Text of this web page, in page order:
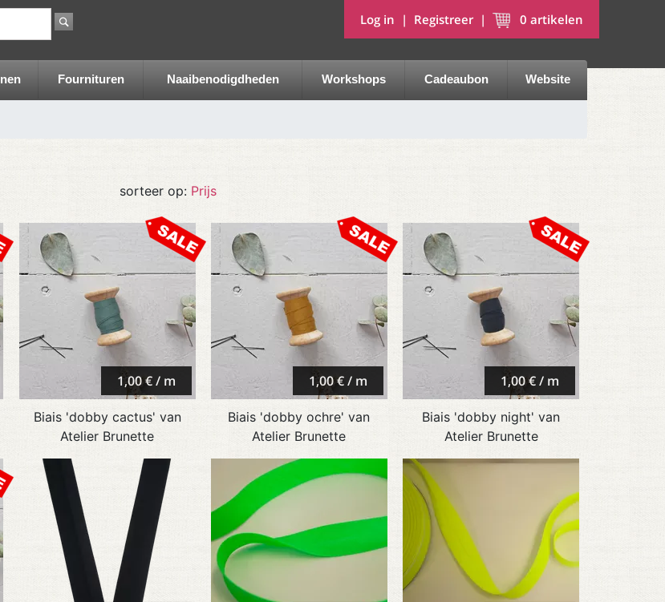
Log in | Registreer | 0 artikelen
Fournituren Naaibenodigdheden Workshops Cadeaubon Website
sorteer op: Prijs
1,00 € / m
Biais 'dobby cactus' van
Atelier Brunette
1,00 € / m
Biais 'dobby ochre' van
Atelier Brunette
1,00 € / m
Biais 'dobby night' van
Atelier Brunette